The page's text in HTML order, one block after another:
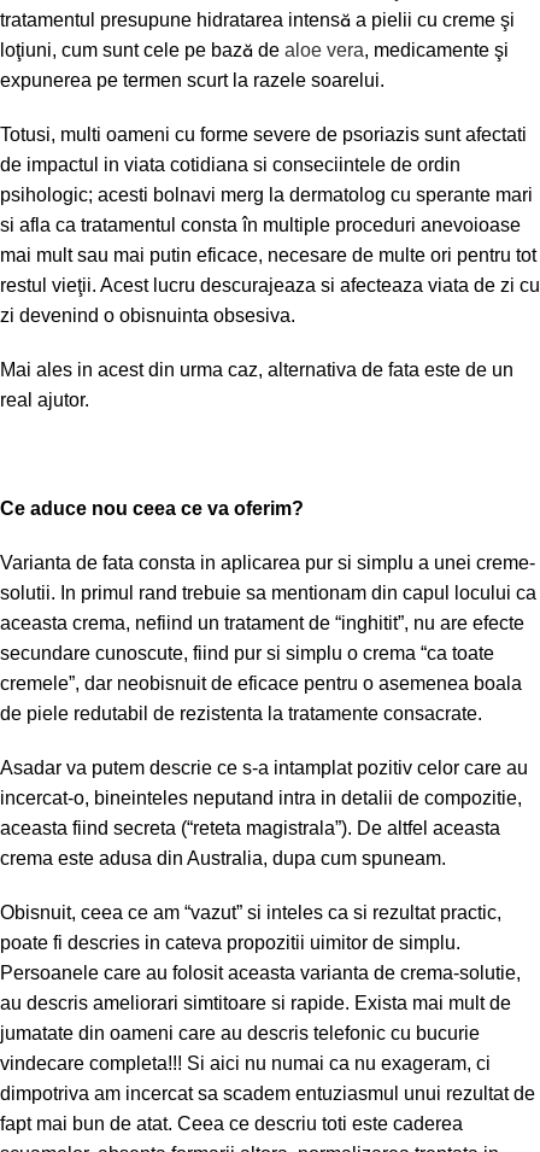
tratamentul presupune hidratarea intensă a pielii cu creme şi
loţiuni, cum sunt cele pe bază de aloe vera, medicamente şi
expunerea pe termen scurt la razele soarelui.
Totusi, multi oameni cu forme severe de psoriazis sunt afectati
de impactul in viata cotidiana si conseciintele de ordin
psihologic; acesti bolnavi merg la dermatolog cu sperante mari
si afla ca tratamentul consta în multiple proceduri anevoioase
mai mult sau mai putin eficace, necesare de multe ori pentru tot
restul vieţii. Acest lucru descurajeaza si afecteaza viata de zi cu
zi devenind o obisnuinta obsesiva.
Mai ales in acest din urma caz, alternativa de fata este de un
real ajutor.
Ce aduce nou ceea ce va oferim?
Varianta de fata consta in aplicarea pur si simplu a unei creme-
solutii. In primul rand trebuie sa mentionam din capul locului ca
aceasta crema, nefiind un tratament de “inghitit”, nu are efecte
secundare cunoscute, fiind pur si simplu o crema “ca toate
cremele”, dar neobisnuit de eficace pentru o asemenea boala
de piele redutabil de rezistenta la tratamente consacrate.
Asadar va putem descrie ce s-a intamplat pozitiv celor care au
incercat-o, bineinteles neputand intra in detalii de compozitie,
aceasta fiind secreta (“reteta magistrala”). De altfel aceasta
crema este adusa din Australia, dupa cum spuneam.
Obisnuit, ceea ce am “vazut” si inteles ca si rezultat practic,
poate fi descries in cateva propozitii uimitor de simplu.
Persoanele care au folosit aceasta varianta de crema-solutie,
au descris ameliorari simtitoare si rapide. Exista mai mult de
jumatate din oameni care au descris telefonic cu bucurie
vindecare completa!!! Si aici nu numai ca nu exageram, ci
dimpotriva am incercat sa scadem entuziasmul unui rezultat de
fapt mai bun de atat. Ceea ce descriu toti este caderea